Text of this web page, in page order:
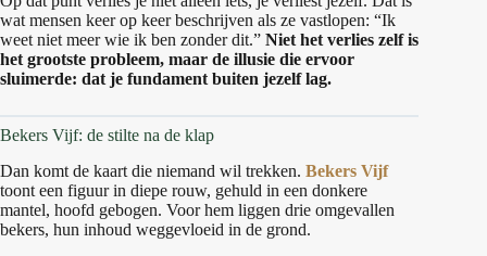
wat mensen keer op keer beschrijven als ze vastlopen: “Ik
weet niet meer wie ik ben zonder dit.” Niet het verlies zelf is
het grootste probleem, maar de illusie die ervoor
sluimerde: dat je fundament buiten jezelf lag.
Bekers Vijf: de stilte na de klap
Dan komt de kaart die niemand wil trekken. Bekers Vijf
toont een figuur in diepe rouw, gehuld in een donkere
mantel, hoofd gebogen. Voor hem liggen drie omgevallen
bekers, hun inhoud weggevloeid in de grond.